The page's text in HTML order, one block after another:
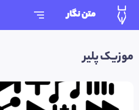
متن نگار
موزیک پلیر